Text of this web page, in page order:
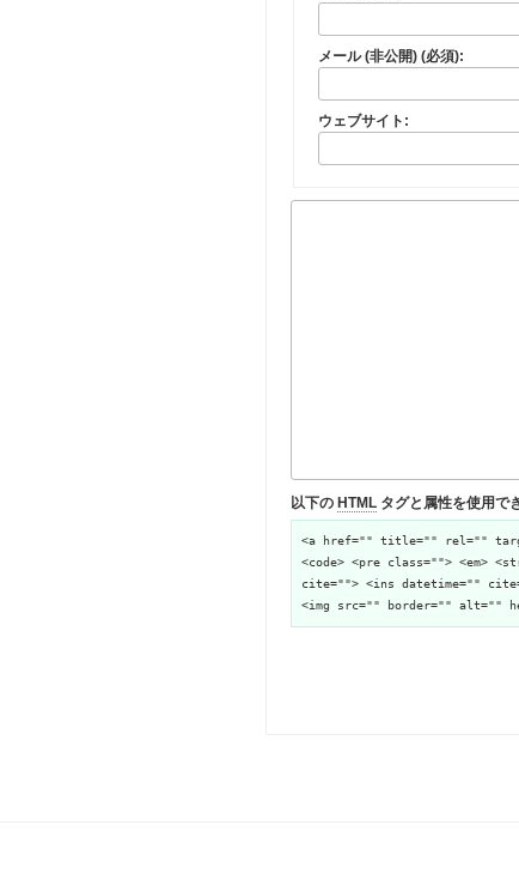
メール (非公開) (必須):
ウェブサイト:
以下の HTML タグと属性を使用で
<a href="" title="" rel=""
<code> <pre class=""> <em>
cite=""> <ins datetime=""
<img src="" border="" alt=""